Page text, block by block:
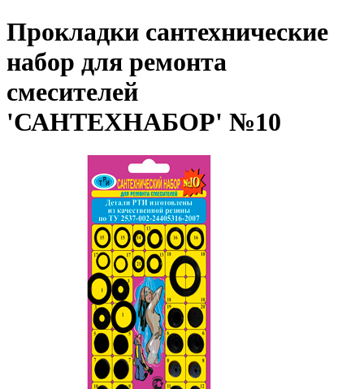
Прокладки сантехнические
набор для ремонта
смесителей
'САНТЕХНАБОР' №10